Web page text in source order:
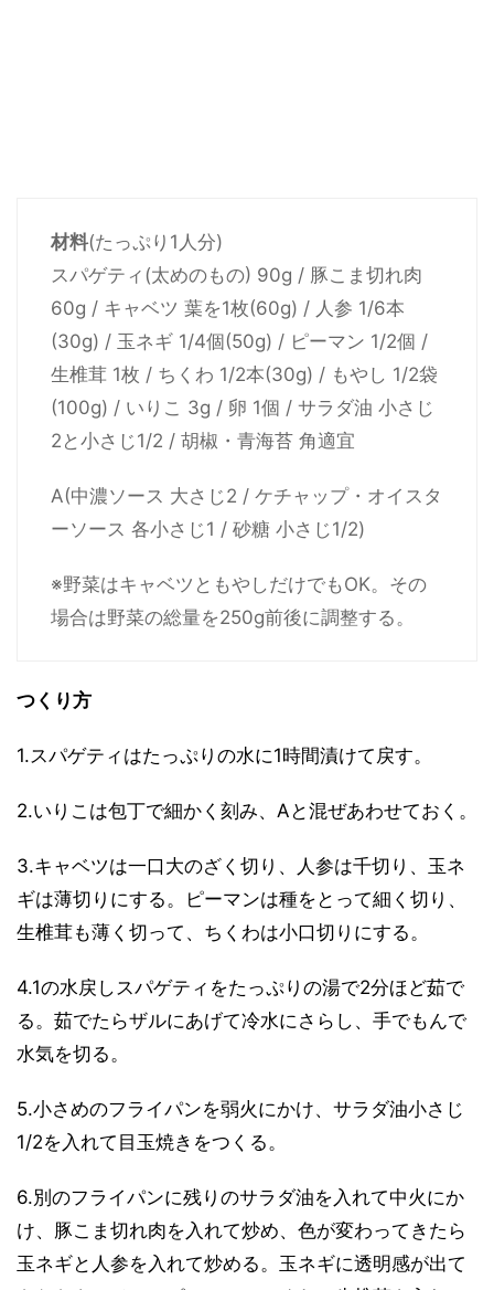
材料(たっぷり1人分)
スパゲティ(太めのもの) 90g / 豚こま切れ肉
60g / キャベツ 葉を1枚(60g) / 人参 1/6本
(30g) / 玉ネギ 1/4個(50g) / ピーマン 1/2個 /
生椎茸 1枚 / ちくわ 1/2本(30g) / もやし 1/2袋
(100g) / いりこ 3g / 卵 1個 / サラダ油 小さじ
2と小さじ1/2 / 胡椒・青海苔 角適宜
A(中濃ソース 大さじ2 / ケチャップ・オイスタ
ーソース 各小さじ1 / 砂糖 小さじ1/2)
※野菜はキャベツともやしだけでもOK。その
場合は野菜の総量を250g前後に調整する。
つくり方
1.スパゲティはたっぷりの水に1時間漬けて戻す。
2.いりこは包丁で細かく刻み、Aと混ぜあわせておく。
3.キャベツは一口大のざく切り、人参は千切り、玉ネ
ギは薄切りにする。ピーマンは種をとって細く切り、
生椎茸も薄く切って、ちくわは小口切りにする。
4.1の水戻しスパゲティをたっぷりの湯で2分ほど茹で
る。茹でたらザルにあげて冷水にさらし、手でもんで
水気を切る。
5.小さめのフライパンを弱火にかけ、サラダ油小さじ
1/2を入れて目玉焼きをつくる。
6.別のフライパンに残りのサラダ油を入れて中火にか
け、豚こま切れ肉を入れて炒め、色が変わってきたら
玉ネギと人参を入れて炒める。玉ネギに透明感が出て